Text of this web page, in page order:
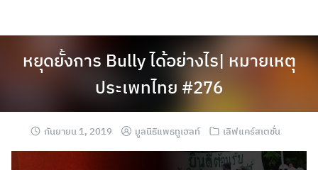
หยุดยั้งการ Bully ได้อย่างไร| หมายเหตุ
ประเพทไทย #276
กันยายน 1, 2019 มูลนิธิแพธทูเฮลท์ เลิฟแคร์สเตชั่น